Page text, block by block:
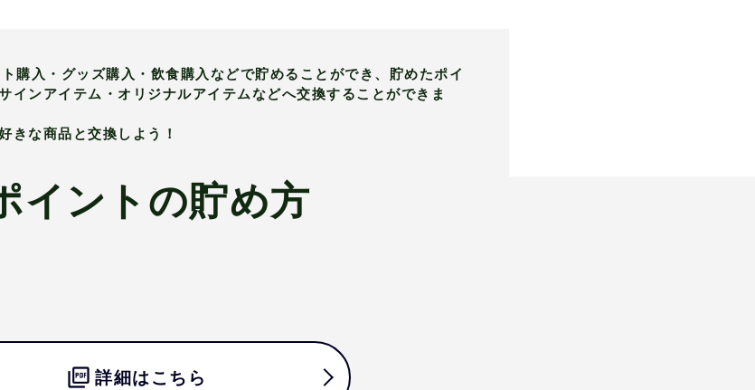
購入・グッズ購入・飲食購入などで貯めることができ、貯めたポイ
インアイテム・オリジナルアイテムなどへ交換することができま
きな商品と交換しよう！
イントの貯め方
詳細はこちら